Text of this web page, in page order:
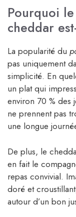
Pourquoi
cheddar
La popularité du
pas uniquement
simplicité. En
un plat qui
environ 70 % des
ne prennent pas
une longue
De plus, le
en fait le
repas convivial.
doré et
autour d’un bon